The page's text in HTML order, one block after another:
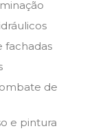
fachadas
de
e pintura